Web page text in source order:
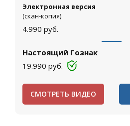
Электронная версия
(скан-копия)
4.990 руб.
Настоящий Гознак
19.990 руб.
СМОТРЕТЬ ВИДЕО